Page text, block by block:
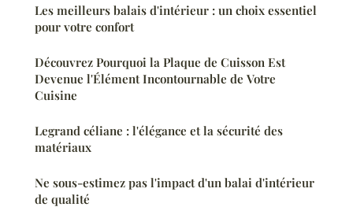
Les meilleurs balais d'intérieur : un choix essentiel
pour votre confort
Découvrez Pourquoi la Plaque de Cuisson Est
Devenue l'Élément Incontournable de Votre
Cuisine
Legrand céliane : l'élégance et la sécurité des
matériaux
Ne sous-estimez pas l'impact d'un balai d'intérieur
de qualité